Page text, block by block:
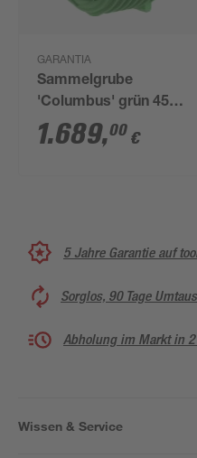
GARANTIA
Sammelgrube
'Columbus' grün 4500
l1.689,00 €
5 Jahre Garantie auf
Sorglos, 90 Tage
Abholung im Markt in
Wissen & Service